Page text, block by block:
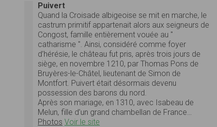
Puivert
Quand la Croisade albigeoise se mit en marche, le
castrum primitif appartenait alors aux seigneurs de
Congost, famille entièrement vouée au "
catharisme ". Ainsi, considéré comme foyer
d’hérésie, le château fut pris, après trois jours de
siège, en novembre 1210, par Thomas Pons de
Bruyères-le-Châtel, lieutenant de Simon de
Montfort. Puivert était désormais devenu
possession des barons du nord.
Après son mariage, en 1310, avec Isabeau de
Melun, fille d’un grand chambellan de France…
Photos Voir le site